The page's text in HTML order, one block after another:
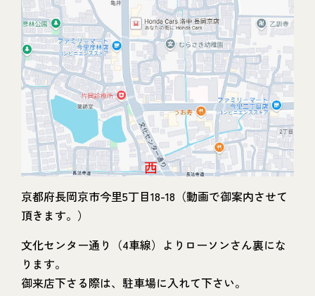
京都府長岡京市今里5丁目18-18（動画で御案内させて
頂きます。）
文化センター通り（4車線）よりローソンさん裏にな
ります。
御来店下さる際は、駐車場に入れて下さい。